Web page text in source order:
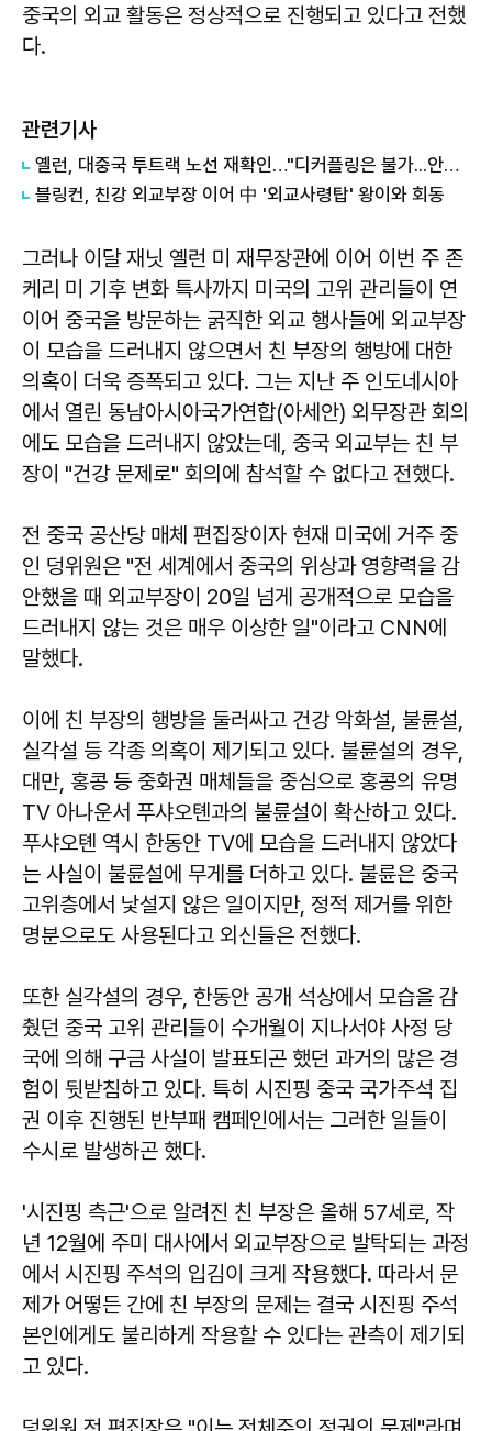
중국의 외교 활동은 정상적으로 진행되고 있다고 전했
다.
관련기사
옐런, 대중국 투트랙 노선 재확인…"디커플링은 불가...안보는 양보 없어"
블링컨, 친강 외교부장 이어 中 '외교사령탑' 왕이와 회동
그러나 이달 재닛 옐런 미 재무장관에 이어 이번 주 존
케리 미 기후 변화 특사까지 미국의 고위 관리들이 연
이어 중국을 방문하는 굵직한 외교 행사들에 외교부장
이 모습을 드러내지 않으면서 친 부장의 행방에 대한
의혹이 더욱 증폭되고 있다. 그는 지난 주 인도네시아
에서 열린 동남아시아국가연합(아세안) 외무장관 회의
에도 모습을 드러내지 않았는데, 중국 외교부는 친 부
장이 "건강 문제로" 회의에 참석할 수 없다고 전했다.
전 중국 공산당 매체 편집장이자 현재 미국에 거주 중
인 덩위원은 "전 세계에서 중국의 위상과 영향력을 감
안했을 때 외교부장이 20일 넘게 공개적으로 모습을
드러내지 않는 것은 매우 이상한 일"이라고 CNN에
말했다.
이에 친 부장의 행방을 둘러싸고 건강 악화설, 불륜설,
실각설 등 각종 의혹이 제기되고 있다. 불륜설의 경우,
대만, 홍콩 등 중화권 매체들을 중심으로 홍콩의 유명
TV 아나운서 푸샤오톈과의 불륜설이 확산하고 있다.
푸샤오톈 역시 한동안 TV에 모습을 드러내지 않았다
는 사실이 불륜설에 무게를 더하고 있다. 불륜은 중국
고위층에서 낯설지 않은 일이지만, 정적 제거를 위한
명분으로도 사용된다고 외신들은 전했다.
또한 실각설의 경우, 한동안 공개 석상에서 모습을 감
췄던 중국 고위 관리들이 수개월이 지나서야 사정 당
국에 의해 구금 사실이 발표되곤 했던 과거의 많은 경
험이 뒷받침하고 있다. 특히 시진핑 중국 국가주석 집
권 이후 진행된 반부패 캠페인에서는 그러한 일들이
수시로 발생하곤 했다.
'시진핑 측근'으로 알려진 친 부장은 올해 57세로, 작
년 12월에 주미 대사에서 외교부장으로 발탁되는 과정
에서 시진핑 주석의 입김이 크게 작용했다. 따라서 문
제가 어떻든 간에 친 부장의 문제는 결국 시진핑 주석
본인에게도 불리하게 작용할 수 있다는 관측이 제기되
고 있다.